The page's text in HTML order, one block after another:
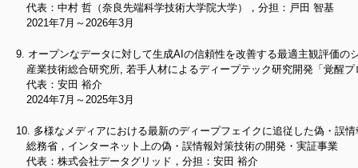
代表：中村 哲（奈良先端科学技術大学院大学），分担：戸田 智基
2021年7月～2026年3月
オープンなデータに対して生成AIの信頼性を改善する最適主観評価の
産業技術総合研究所, 若手人材によるディープテック研究開発「覚醒プ
代表：安田 裕介
2024年7月～2025年3月
多様なメディアにおける最新のディープフェイクに追従した偽・誤
総務省，インターネット上の偽・誤情報対策技術の開発・実証事業
代表：株式会社データグリッド，分担：安田 裕介